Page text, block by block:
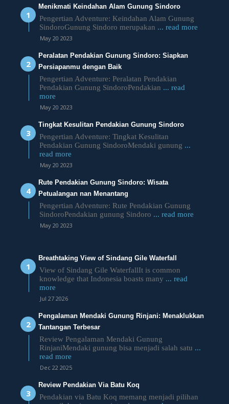
Menikmati Keindahan Alam Gunung Sindoro
Pengertian Adventure: Keindahan Alam Gunung
SindoroGunung Sindoro merupakan ... read more
May 20 2023
Peralatan Pendakian Gunung Sindoro: Siapkan
Persiapanmu dengan Baik
Pengertian Adventure: Peralatan Pendakian
Pendakian Gunung SindoroPendakian ... read
more
May 20 2023
Tingkat Kesulitan Pendakian Gunung Sindoro
Pengertian Adventure: Tingkat Kesulitan
Pendakian Gunung SindoroMendaki gunung ...
read more
May 20 2023
Rute Pendakian Gunung Sindoro: Wisata
Petualangan nan Menantang
Pengertian Adventure: Rute Pendakian Gunung
SindoroPendakian gunung Sindoro ... read more
May 20 2023
Breathtaking View of Sindang Gile Waterfall
View of Sindang Gile WaterfallIt is common
knowledge that Indonesia boasts many ... read
more
Jul 27 2026
Pengalaman Mendaki Gunung Rinjani: Menaklukkan
Tantangan Terbesar
Review Pengalaman Mendaki Gunung
RinjaniMendaki gunung bisa menjadi salah satu ...
read more
Dec 22 2025
Review Pendakian Via Batu Koq
Pendakian via Batu Koq memang menjadi pilihan